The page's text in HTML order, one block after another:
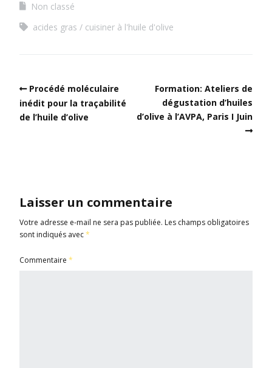
Non classé
acides gras
cuisiner à l'huile d'olive
Procédé moléculaire
inédit pour la traçabilité
de l’huile d’olive
Formation: Ateliers de
dégustation d’huiles
d’olive à l’AVPA, Paris I Juin
Laisser un commentaire
Votre adresse e-mail ne sera pas publiée. Les champs obligatoires
sont indiqués avec*
Commentaire *